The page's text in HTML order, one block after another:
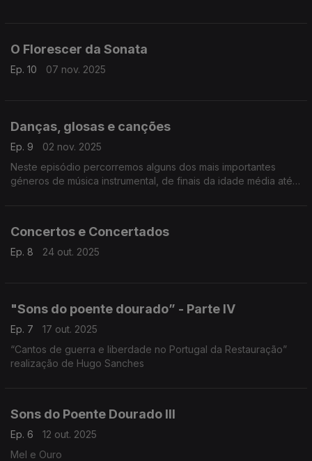
O Florescer da Sonata
Ep. 10 07 nov. 2025
Danças, glosas e canções
Ep. 9
02 nov. 2025
Neste episódio percorremos alguns dos mais importantes
géneros de música instrumental, de finais da idade média até
Concertos e Concertados
Ep. 8 24 out. 2025
"Sons do poente dourado” - Parte IV
Ep. 7
17 out. 2025
“Cantos de guerra e liberdade no Portugal da Restauração”
realização de Hugo Sanches
Sons do Poente Dourado III
Ep. 6
12 out. 2025
Mel e Ouro